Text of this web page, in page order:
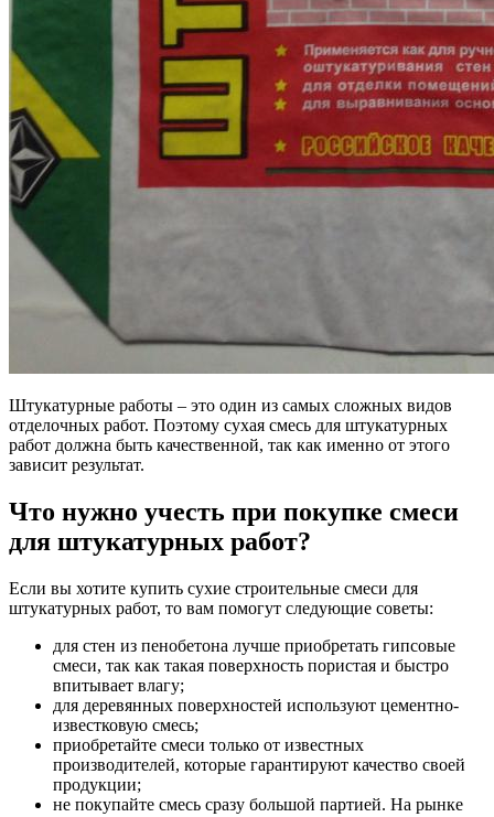
Штукатурные работы – это один из самых сложных видов
отделочных работ. Поэтому сухая смесь для штукатурных
работ должна быть качественной, так как именно от этого
зависит результат.
Что нужно учесть при покупке смеси
для штукатурных работ?
Если вы хотите купить сухие строительные смеси для
штукатурных работ, то вам помогут следующие советы:
для стен из пенобетона лучше приобретать гипсовые
смеси, так как такая поверхность пористая и быстро
впитывает влагу;
для деревянных поверхностей используют цементно-
известковую смесь;
приобретайте смеси только от известных
производителей, которые гарантируют качество своей
продукции;
не покупайте смесь сразу большой партией. На рынке